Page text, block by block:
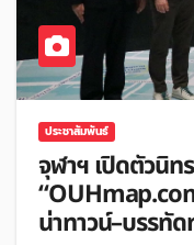
ประชาสัมพันธ์
จุฬาฯ เปิดตัวนิท
น่าทาวน์–บรรทั